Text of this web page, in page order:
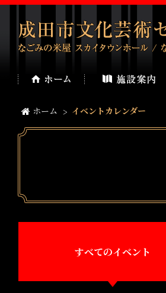
ホーム イベントカレンダー
すべてのイベント